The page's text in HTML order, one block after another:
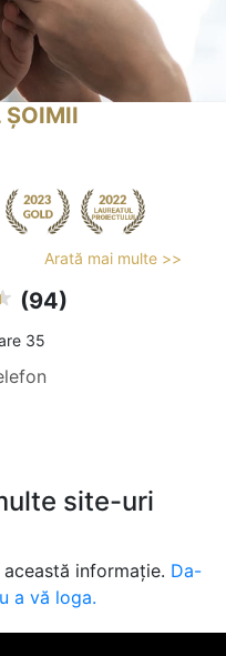
ȘOIMII
Arată mai multe >>
(94)
35
site-uri
informație. Da-
a vă loga.